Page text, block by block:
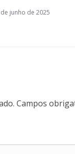
junho de 2025
Campos